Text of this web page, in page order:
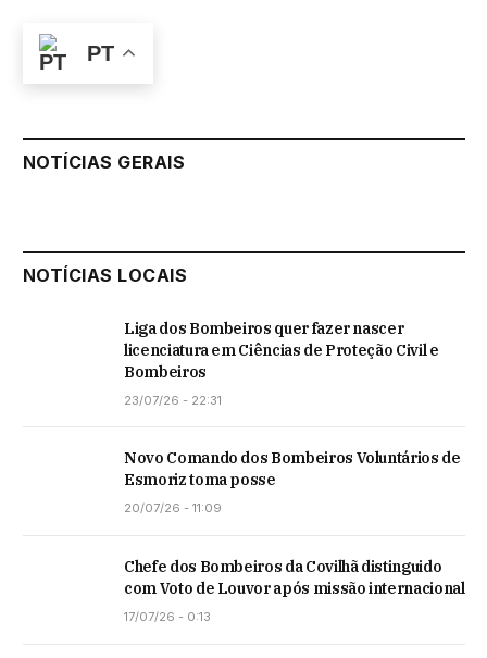
PT
NOTÍCIAS GERAIS
NOTÍCIAS LOCAIS
Liga dos Bombeiros quer fazer nascer
licenciatura em Ciências de Proteção Civil e
Bombeiros
23/07/26 - 22:31
Novo Comando dos Bombeiros Voluntários de
Esmoriz toma posse
20/07/26 - 11:09
Chefe dos Bombeiros da Covilhã distinguido
com Voto de Louvor após missão internacional
17/07/26 - 0:13